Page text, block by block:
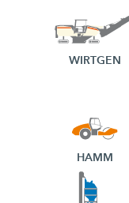
WIRTGEN
HAMM